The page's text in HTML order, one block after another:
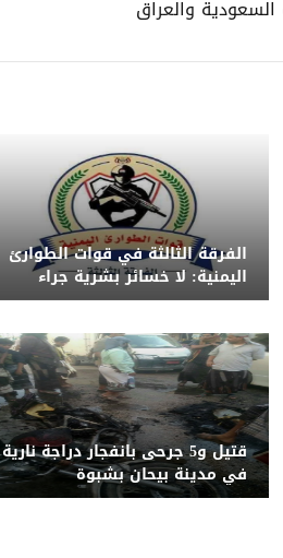
والعراق
الفرقة الثالثة في قوات الطوارئ
اليمنية: لا خسائر بشرية جراء
الضربة ونحذر من تداول الشائعات
قتيل و5 جرحى بانفجار دراجة نارية
في مدينة بيحان بشبوة